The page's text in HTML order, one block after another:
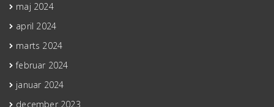
maj 2024
april 2024
marts 2024
februar 2024
januar 2024
december 2023